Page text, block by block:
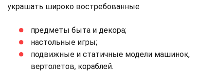
украшать широко востребованные
предметы быта и декора;
настольные игры;
подвижные и статичные модели машинок,
вертолетов, кораблей.